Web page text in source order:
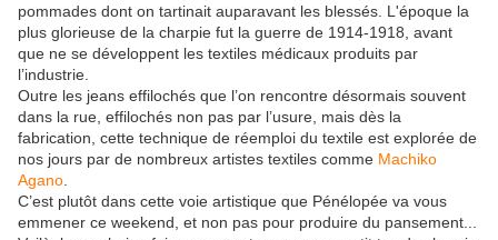
pommades dont on tartinait auparavant les blessés. L'époque la
plus glorieuse de la charpie fut la guerre de 1914-1918, avant
que ne se développent les textiles médicaux produits par
l’industrie.
Outre les jeans effilochés que l’on rencontre désormais souvent
dans la rue, effilochés non pas par l’usure, mais dès la
fabrication, cette technique de réemploi du textile est explorée de
nos jours par de nombreux artistes textiles comme Machiko
Agano
C’est plutôt dans cette voie artistique que Pénélopée va vous
emmener ce weekend, et non pas pour produire du pansement...